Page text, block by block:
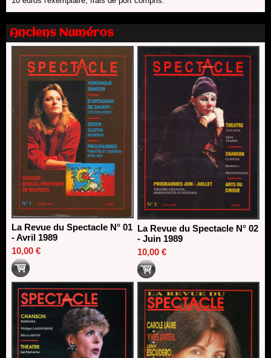
Nomination de Nathalie Garraud et Olivier Saccomano à la
direction du Théâtre de Gennevilliers - CDN
13/06/2026
Dispositif SACD Auteurs d'espaces : les lauréats 2026
18/03/2026
Anciens Numéros
La Revue du Spectacle N° 01
- Avril 1989
10,00 €
La Revue du Spectacle N° 02
- Juin 1989
10,00 €